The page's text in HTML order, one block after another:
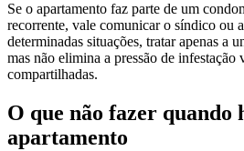
Se o apartamento faz parte de um
recorrente, vale comunicar o síndico ou
determinadas situações, tratar apenas a
mas não elimina a pressão de infestação
compartilhadas.
O que não fazer quando
apartamento